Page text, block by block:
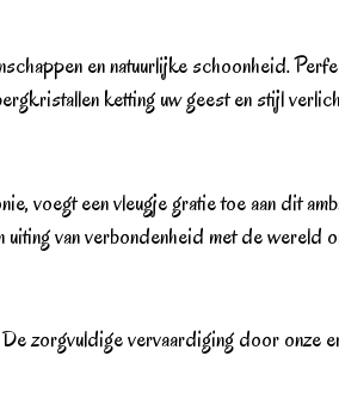
en natuurlijke schoonheid.
ketting uw geest en stijl
voegt een vleugje gratie toe aan dit
van verbondenheid met de
zorgvuldige vervaardiging door